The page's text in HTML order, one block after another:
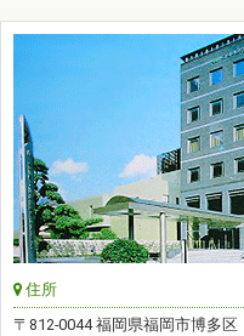
住所
〒812-0044 福岡県福岡市博多区